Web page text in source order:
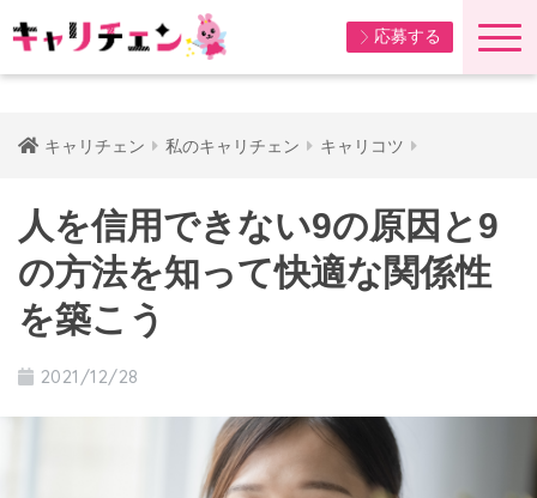
応募する
キャリチェン 私のキャリチェン キャリコツ
人を信用できない9の原因と9
の方法を知って快適な関係性
を築こう
2021/12/28